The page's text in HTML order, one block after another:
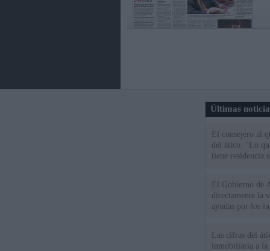
Últimas
El consejero al
del ático: "Lo
tiene residencia
El Gobierno de
directamente la
ayudas por los
Las cifras del
inmobiliaria a la